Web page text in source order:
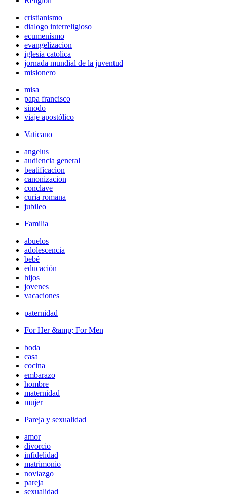
cristianismo
dialogo interreligioso
ecumenismo
evangelizacion
iglesia catolica
jornada mundial de la juventud
misionero
misa
papa francisco
sinodo
viaje apostólico
Vaticano
angelus
audiencia general
beatificacion
canonizacion
conclave
curia romana
jubileo
Familia
abuelos
adolescencia
bebé
educación
hijos
jovenes
vacaciones
paternidad
For Her &amp; For Men
boda
casa
cocina
embarazo
hombre
maternidad
mujer
Pareja y sexualidad
amor
divorcio
infidelidad
matrimonio
noviazgo
pareja
sexualidad